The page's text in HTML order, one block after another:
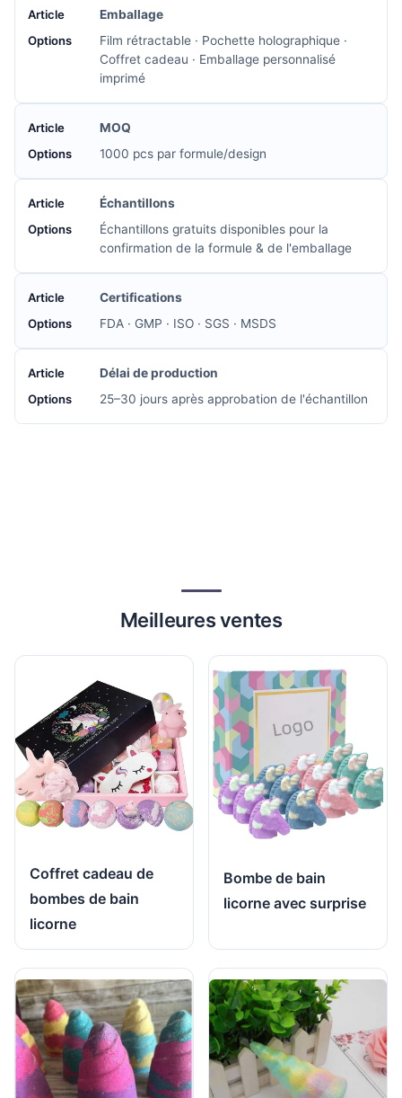
Emballage
Film rétractable · Pochette holographique ·
Coffret cadeau · Emballage personnalisé
imprimé
MOQ
1000 pcs par formule/design
Échantillons
Échantillons gratuits disponibles pour la
confirmation de la formule & de l'emballage
Certifications
FDA · GMP · ISO · SGS · MSDS
Délai de production
25–30 jours après approbation de l'échantillon
Meilleures ventes
Coffret cadeau de
bombes de bain
licorne
Bombe de bain
licorne avec surprise